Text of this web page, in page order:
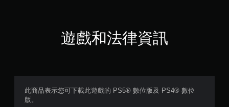
星
遊戲和法律資訊
此商品表示您可下載此遊戲的 PS5® 數位版及 PS4® 數位
版。